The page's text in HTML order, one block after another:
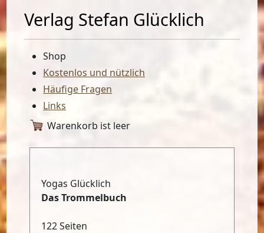
Verlag Stefan Glücklich
Shop
Kostenlos und nützlich
Häufige Fragen
Links
Warenkorb ist leer
Yogas Glücklich
Das Trommelbuch
122 Seiten